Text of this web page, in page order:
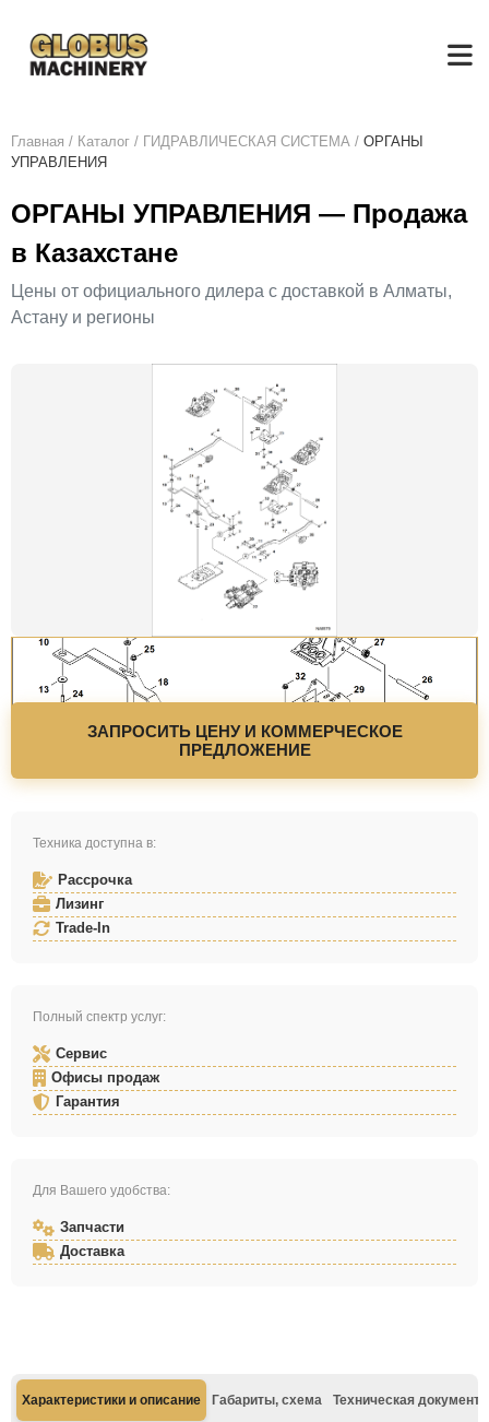
Главная / Каталог / ГИДРАВЛИЧЕСКАЯ СИСТЕМА / ОРГАНЫ
УПРАВЛЕНИЯ
ОРГАНЫ УПРАВЛЕНИЯ — Продажа
в Казахстане
Цены от официального дилера с доставкой в Алматы,
Астану и регионы
ЗАПРОСИТЬ ЦЕНУ И КОММЕРЧЕСКОЕ
ПРЕДЛОЖЕНИЕ
Техника доступна в:
Рассрочка
Лизинг
Trade-In
Полный спектр услуг:
Сервис
Офисы продаж
Гарантия
Для Вашего удобства:
Запчасти
Доставка
Характеристики и описание Габариты, схема Техническая